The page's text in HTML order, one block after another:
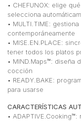
• CHEFUNOX: elige
selecciona
• MULTI.TIME:
contemporáneamente
• MISE.EN.PLACE:
tener todos los platos
• MIND.Maps™: diseña
cocción
• READY.BAKE:
para usarse
CARACTERÍSTICAS
•